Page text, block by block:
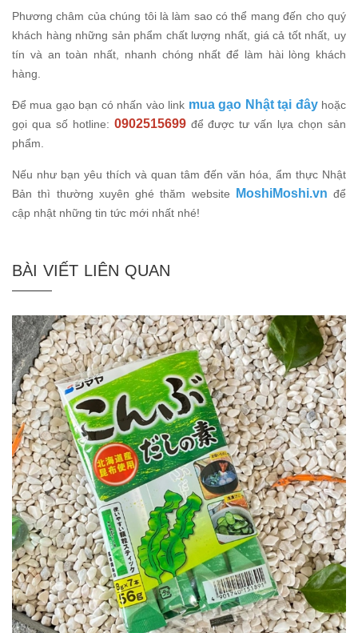
Phương châm của chúng tôi là làm sao có thể mang đến cho quý
khách hàng những sản phẩm chất lượng nhất, giá cả tốt nhất, uy
tín và an toàn nhất, nhanh chóng nhất để làm hài lòng khách
hàng.
Để mua gạo bạn có nhấn vào link mua gạo Nhật tại đâyhoặc
gọi qua số hotline: 0902515699để được tư vấn lựa chọn sản
phẩm.
Nếu như bạn yêu thích và quan tâm đến văn hóa, ẩm thực Nhật
Bản thì thường xuyên ghé thăm website
MoshiMoshi.vn để
cập nhật những tin tức mới nhất nhé!
BÀI VIẾT LIÊN QUAN